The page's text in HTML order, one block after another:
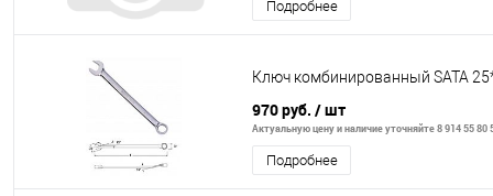
Подробнее
Ключ комбинированный SATA
970 руб. / шт
Актуальную цену и наличие уточняйте 8 914 55 80
Подробнее